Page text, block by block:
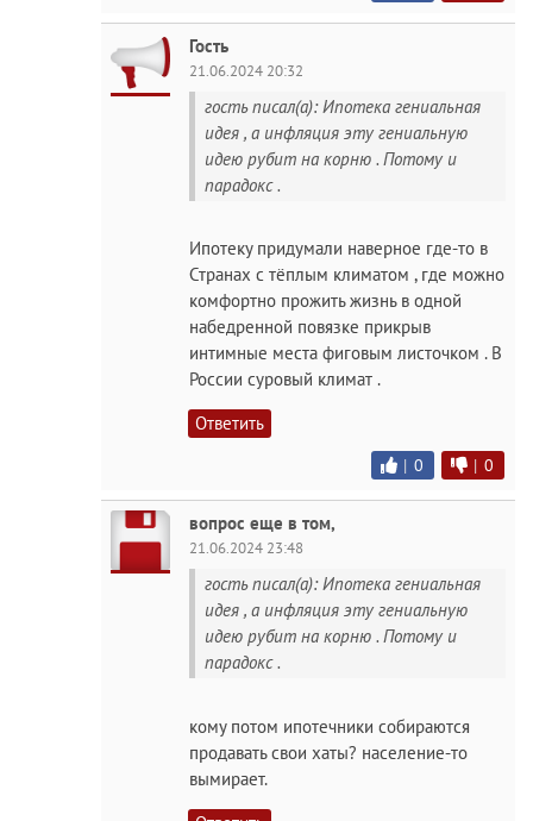
Гость
21.06.2024 20:32
гость писал(а): Ипотека гениальная
идея , а инфляция эту гениальную
идею рубит на корню . Потому и
парадокс .
Ипотеку придумали наверное где-то в
Странах с тёплым климатом , где можно
комфортно прожить жизнь в одной
набедренной повязке прикрыв
интимные места фиговым листочком . В
России суровый климат .
Ответить
| 0 | 0
вопрос еще в том,
21.06.2024 23:48
гость писал(а): Ипотека гениальная
идея , а инфляция эту гениальную
идею рубит на корню . Потому и
парадокс .
кому потом ипотечники собираются
продавать свои хаты? население-то
вымирает.